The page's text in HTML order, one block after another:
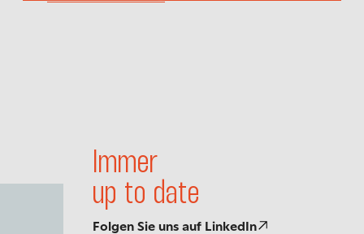
Immer
up to date
Folgen Sie uns auf LinkedIn